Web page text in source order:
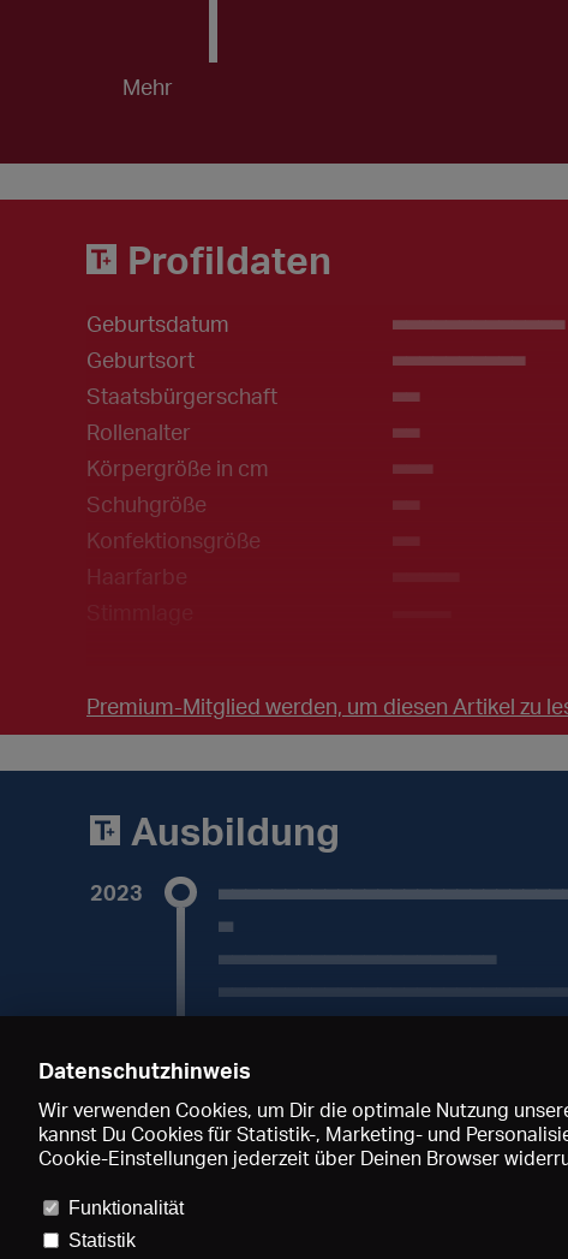
Mehr
Profildaten
Geburtsdatum _____________
Geburtsort __________
Staatsbürgerschaft EU
Rollenalter __
Körpergröße in cm ___
Schuhgröße __
Konfektionsgröße
Haarfarbe
Fahrerlaubnis _
___________
Premium-Mitglied werden, um diesen Artikel zu
Ausbildung
2023
_
_____________________
Premium-Mitglied werden, um diesen Artikel zu
Datenschutzhinweis
Wir verwenden Cookies, um Dir die optimale Nutzung
kannst Du Cookies für Statistik-, Marketing- und
Cookie-Einstellungen jederzeit über Deinen Browser
Funktionalität
Statistik